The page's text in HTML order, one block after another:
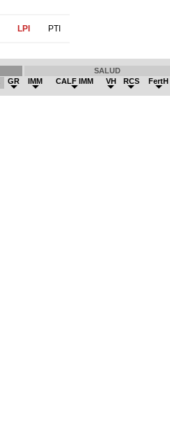
LPI PTI
SALUD
GR IMM CALF IMM VH RCS FertH